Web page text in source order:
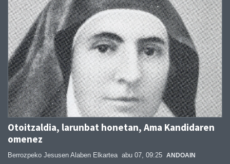
Otoitzaldia, larunbat honetan, Ama Kandidaren
omenez
Berrozpeko Jesusen Alaben Elkartea abu 07, 09:25 ANDOAIN